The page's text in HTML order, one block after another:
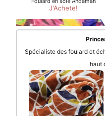
Spécialiste des foulard et
haut